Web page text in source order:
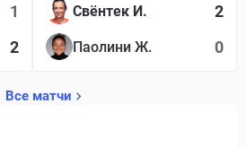
1
2
Свёнтек И. 2
Паолини Ж. 0
Все матчи